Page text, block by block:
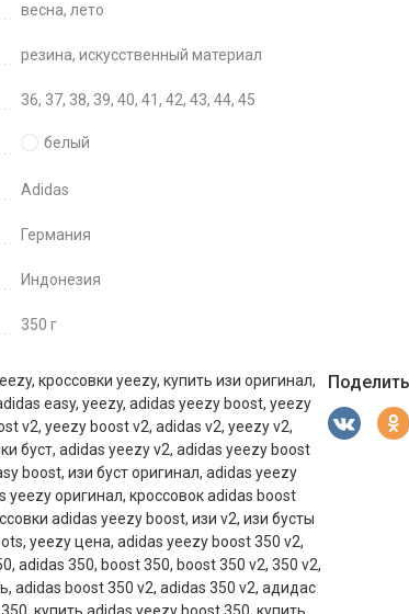
весна, лето
резина, искусственный материал
36, 37, 38, 39, 40, 41, 42, 43, 44, 45
белый
Adidas
Германия
Индонезия
350 г
, кроссовки yeezy, купить изи оригинал,
easy, yeezy, adidas yeezy boost, yeezy
v2, yeezy boost v2, adidas v2, yeezy v2,
буст, adidas yeezy v2, adidas yeezy boost
boost, изи буст оригинал, adidas yeezy
yeezy оригинал, кроссовок adidas boost
adidas yeezy boost, изи v2, изи бусты
, yeezy цена, adidas yeezy boost 350 v2,
, adidas 350, boost 350, boost 350 v2, 350 v2,
, adidas boost 350 v2, adidas 350 v2, адидас